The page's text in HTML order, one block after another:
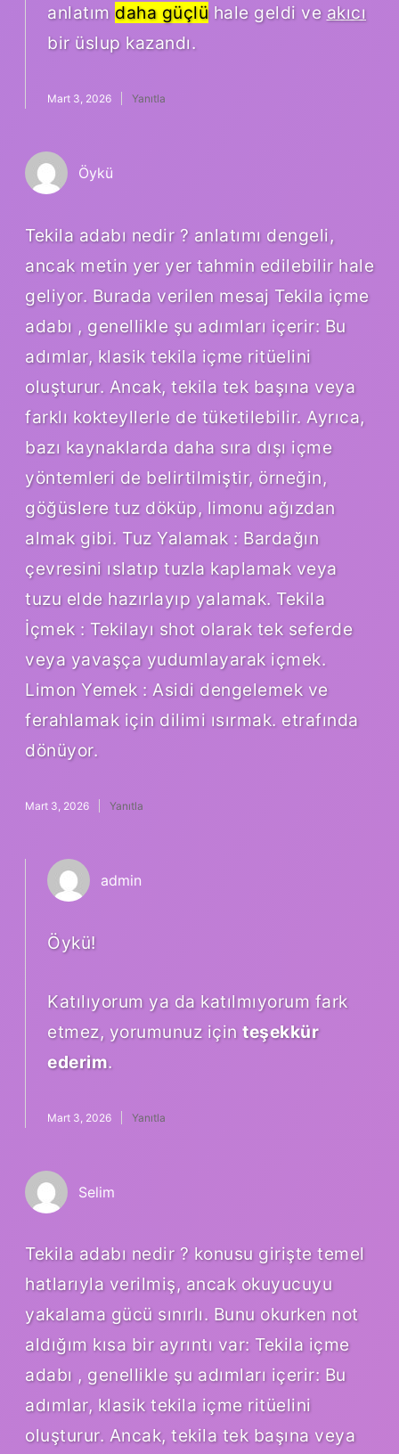
anlatım daha güçlü hale geldi ve akıcı
bir üslup kazandı.
Mart 3, 2026 Yanıtla
Öykü
Tekila adabı nedir ? anlatımı dengeli,
ancak metin yer yer tahmin edilebilir hale
geliyor. Burada verilen mesaj Tekila içme
adabı , genellikle şu adımları içerir: Bu
adımlar, klasik tekila içme ritüelini
oluşturur. Ancak, tekila tek başına veya
farklı kokteyllerle de tüketilebilir. Ayrıca,
bazı kaynaklarda daha sıra dışı içme
yöntemleri de belirtilmiştir, örneğin,
göğüslere tuz döküp, limonu ağızdan
almak gibi. Tuz Yalamak : Bardağın
çevresini ıslatıp tuzla kaplamak veya
tuzu elde hazırlayıp yalamak. Tekila
İçmek : Tekilayı shot olarak tek seferde
veya yavaşça yudumlayarak içmek.
Limon Yemek : Asidi dengelemek ve
ferahlamak için dilimi ısırmak. etrafında
dönüyor.
Mart 3, 2026 Yanıtla
admin
Öykü!
Katılıyorum ya da katılmıyorum fark
etmez, yorumunuz için teşekkür
ederim.
Mart 3, 2026 Yanıtla
Selim
Tekila adabı nedir ? konusu girişte temel
hatlarıyla verilmiş, ancak okuyucuyu
yakalama gücü sınırlı. Bunu okurken not
aldığım kısa bir ayrıntı var: Tekila içme
adabı , genellikle şu adımları içerir: Bu
adımlar, klasik tekila içme ritüelini
oluşturur. Ancak, tekila tek başına veya